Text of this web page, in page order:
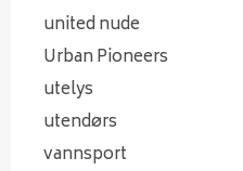
united nude
Urban Pioneers
utelys
utendørs
vannsport